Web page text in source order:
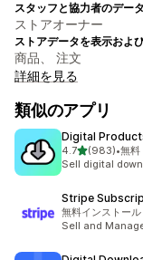
スタッフと協力者のデー
ストアオーナー
ストアデータを表示およ
商品、 注文
詳細を見る
類似のアプリ
Digital
4.75つ星中
(983)
合計レビュー数：
•無料
Sell digital
Stripe
無料インストール
Sell and